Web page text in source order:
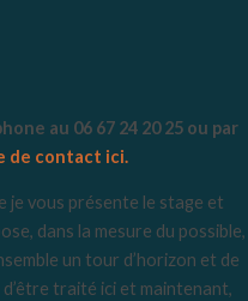
au 06 67 24 20 25 ou par
de contact ici.
je vous présente le stage et
dans la mesure du possible,
un tour d’horizon et de
d’être traité ici et maintenant,